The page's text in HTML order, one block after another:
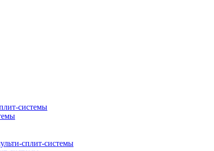
системы
сплит-системы